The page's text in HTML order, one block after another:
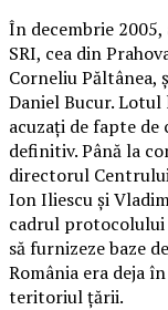
În decembrie
SRI, cea din
Corneliu Păltânea,
Daniel Bucur.
acuzaţi de fapte
definitiv. Până la
directorul
Ion Iliescu şi
cadrul protocolului
să furnizeze baze
România era deja
teritoriul ţării.